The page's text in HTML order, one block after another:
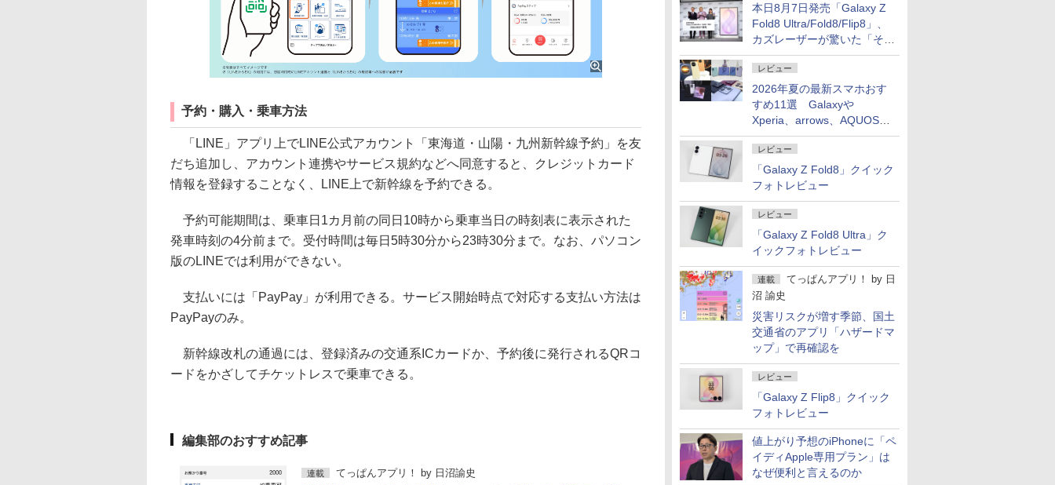
本日8月7日発売「Galaxy Z
Fold8 Ultra/Fold8/Flip8」、
カズレーザーが驚いた「そば
屋のメニュー並みの薄さ」
レビュー
2026年夏の最新スマホおす
すめ11選 Galaxyや
Xperia、arrows、AQUOSな
ど注目機種の特徴は
レビュー
「Galaxy Z Fold8」クイック
フォトレビュー
レビュー
「Galaxy Z Fold8 Ultra」ク
イックフォトレビュー
連載 てっぱんアプリ！ by 日
沼 諭史
災害リスクが増す季節、国土
交通省のアプリ「ハザードマ
ップ」で再確認を
レビュー
「Galaxy Z Flip8」クイック
フォトレビュー
値上がり予想のiPhoneに「ペ
イディApple専用プラン」は
なぜ便利と言えるのか
予約・購入・乗車方法
「LINE」アプリ上でLINE公式アカウント「東海道・山陽・九州新幹線予約」を友
だち追加し、アカウント連携やサービス規約などへ同意すると、クレジットカード
情報を登録することなく、LINE上で新幹線を予約できる。
予約可能期間は、乗車日1カ月前の同日10時から乗車当日の時刻表に表示された
発車時刻の4分前まで。受付時間は毎日5時30分から23時30分まで。なお、パソコン
版のLINEでは利用ができない。
支払いには「PayPay」が利用できる。サービス開始時点で対応する支払い方法は
PayPayのみ。
新幹線改札の通過には、登録済みの交通系ICカードか、予約後に発行されるQRコ
ードをかざしてチケットレスで乗車できる。
編集部のおすすめ記事
連載 てっぱんアプリ！ by 日沼諭史